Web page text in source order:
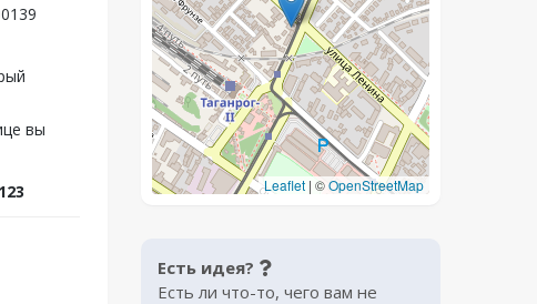
вы
Leaflet | ©OpenStreetMap
Есть идея?
Есть ли что-то, чего вам не